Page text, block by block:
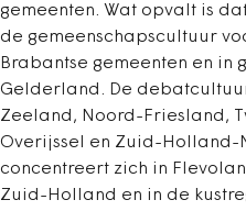
gemeenten. Wat opvalt is
de gemeenschapscultuur
Brabantse gemeenten en in
Gelderland. De
Zeeland, Noord-Friesland,
Overijssel en Zuid-Holland-
concentreert zich in
Zuid-Holland en in de